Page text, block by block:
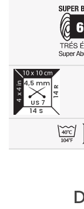
14 S
14 R
4,5 mm
US 7